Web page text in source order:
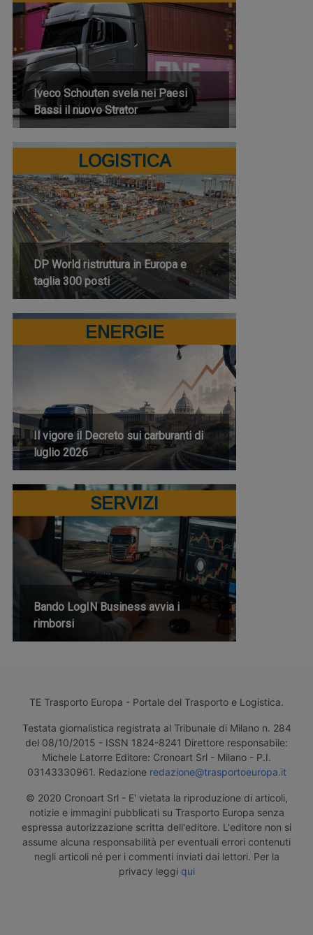
Iveco Schouten svela nei Paesi
Bassi il nuovo Strator
LOGISTICA
DP World ristruttura in Europa e
taglia 300 posti
ENERGIE
Il vigore il Decreto sui carburanti di
luglio 2026
SERVIZI
Bando LogIN Business avvia i
rimborsi
TE Trasporto Europa - Portale del Trasporto e Logistica.
Testata giornalistica registrata al Tribunale di Milano n. 284
del 08/10/2015 - ISSN 1824-8241 Direttore responsabile:
Michele Latorre Editore: Cronoart Srl - Milano - P.I.
03143330961. Redazione redazione@trasportoeuropa.it
© 2020 Cronoart Srl - E' vietata la riproduzione di articoli,
notizie e immagini pubblicati su Trasporto Europa senza
espressa autorizzazione scritta dell'editore. L'editore non si
assume alcuna responsabilità per eventuali errori contenuti
negli articoli né per i commenti inviati dai lettori. Per la
privacy leggi qui